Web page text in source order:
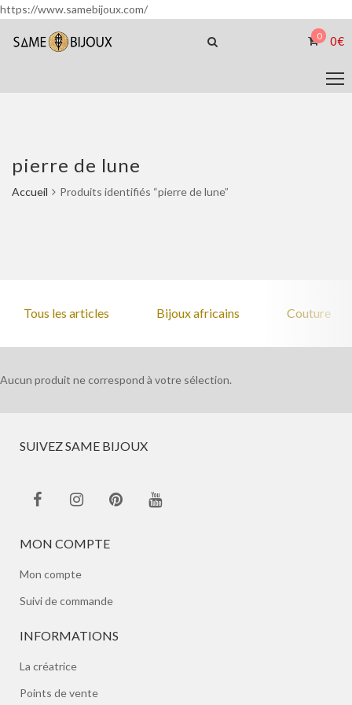
https://www.samebijoux.com/
0 0€
pierre de lune
Accueil Produits identifiés “pierre de lune”
Tous les articles Bijoux africains Couture
Aucun produit ne correspond à votre sélection.
SUIVEZ SAME BIJOUX
MON COMPTE
Mon compte
Suivi de commande
INFORMATIONS
La créatrice
Points de vente